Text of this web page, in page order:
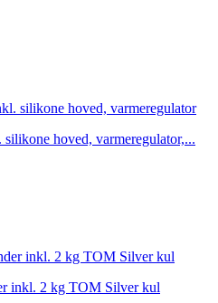
hoved, varmeregulator,...
inkl. 2 kg TOM Silver kul